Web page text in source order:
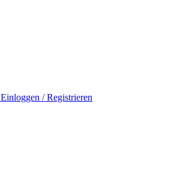
Einloggen / Registrieren